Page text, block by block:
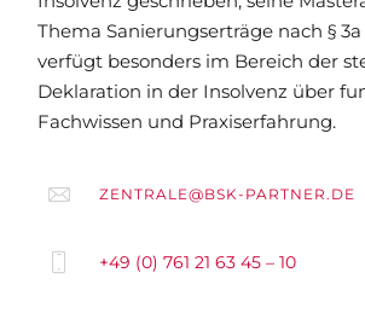
Thema Sanierungserträge nach §
verfügt besonders im Bereich der
Deklaration in der Insolvenz über
Fachwissen und Praxiserfahrung.
ZENTRALE@BSK-PARTNER.DE
+49 (0) 761 21 63 45 – 10